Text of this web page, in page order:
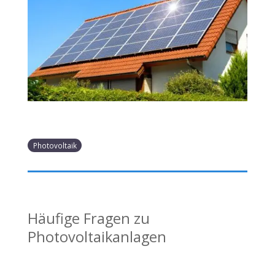
Photovoltaik
Häufige Fragen zu
Photovoltaikanlagen